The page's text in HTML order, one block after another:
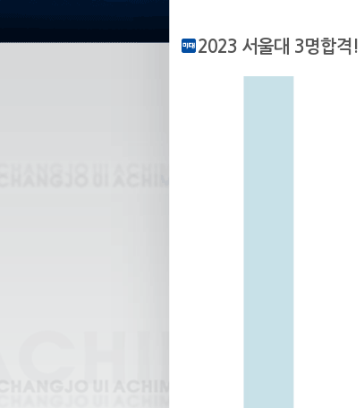
2023 서울대 3명합격!